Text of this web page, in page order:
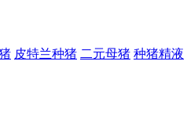
皮特兰种猪 二元母猪 种猪精液